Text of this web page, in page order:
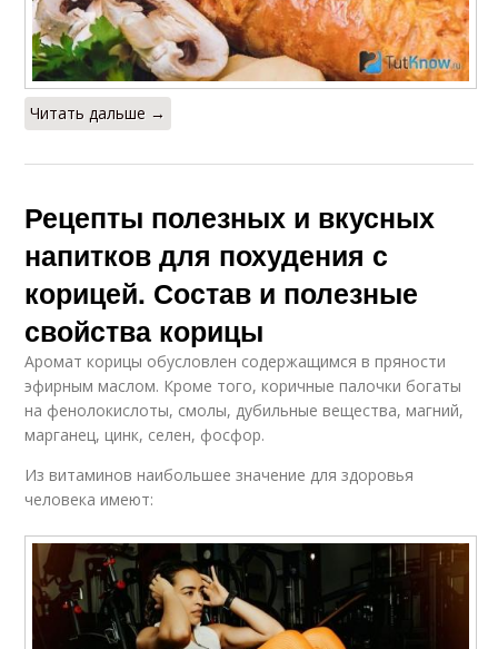
Читать дальше →
Рецепты полезных и вкусных
напитков для похудения с
корицей. Состав и полезные
свойства корицы
Аромат корицы обусловлен содержащимся в пряности
эфирным маслом. Кроме того, коричные палочки богаты
на фенолокислоты, смолы, дубильные вещества, магний,
марганец, цинк, селен, фосфор.
Из витаминов наибольшее значение для здоровья
человека имеют: